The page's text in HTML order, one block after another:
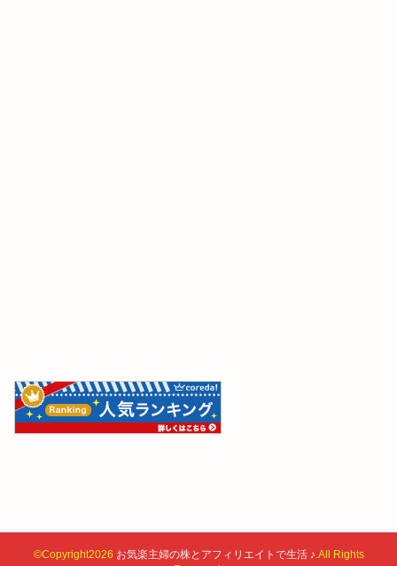
©Copyright2026 お気楽主婦の株とアフィリエイトで生活 ♪ .All Rights